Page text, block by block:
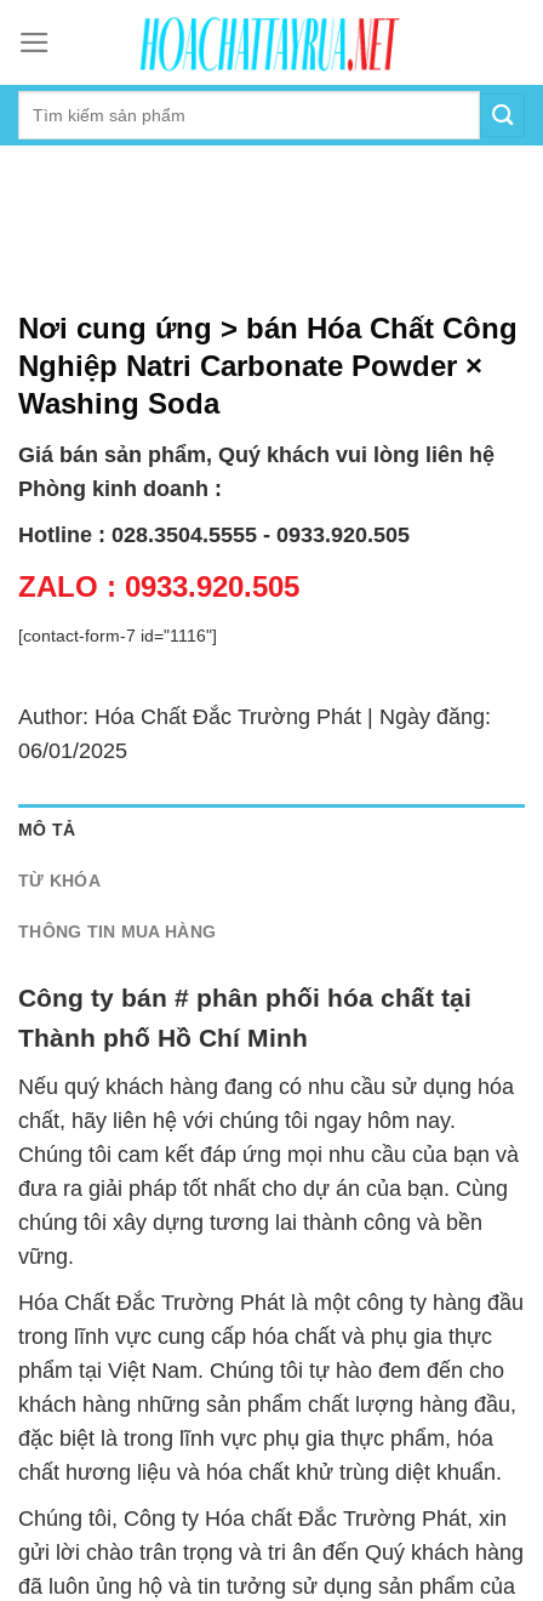
content
Nơi cung ứng > bán Hóa Chất Công
Nghiệp Natri Carbonate Powder ×
Washing Soda
Giá bán sản phẩm, Quý khách vui lòng liên hệ
Phòng kinh doanh :
Hotline : 028.3504.5555 - 0933.920.505
ZALO : 0933.920.505
[contact-form-7 id="1116"]
Author: Hóa Chất Đắc Trường Phát | Ngày đăng:
06/01/2025
MÔ TẢ
TỪ KHÓA
THÔNG TIN MUA HÀNG
Công ty bán # phân phối hóa chất tại
Thành phố Hồ Chí Minh
Nếu quý khách hàng đang có nhu cầu sử dụng hóa
chất, hãy liên hệ với chúng tôi ngay hôm nay.
Chúng tôi cam kết đáp ứng mọi nhu cầu của bạn và
đưa ra giải pháp tốt nhất cho dự án của bạn. Cùng
chúng tôi xây dựng tương lai thành công và bền
vững.
Hóa Chất Đắc Trường Phát là một công ty hàng đầu
trong lĩnh vực cung cấp hóa chất và phụ gia thực
phẩm tại Việt Nam. Chúng tôi tự hào đem đến cho
khách hàng những sản phẩm chất lượng hàng đầu,
đặc biệt là trong lĩnh vực phụ gia thực phẩm, hóa
chất hương liệu và hóa chất khử trùng diệt khuẩn.
Chúng tôi, Công ty Hóa chất Đắc Trường Phát, xin
gửi lời chào trân trọng và tri ân đến Quý khách hàng
đã luôn ủng hộ và tin tưởng sử dụng sản phẩm của